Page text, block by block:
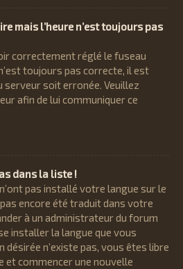
mais l’heure n’est toujours pas
correctement réglé le fuseau
toujours pas correcte, il est
serveur soit erronée. Veuillez
afin de lui communiquer ce
dans la liste !
pas installé votre langue sur le
encore été traduit dans votre
à un administrateur du forum
installer la langue que vous
désirée n’existe pas, vous êtes libre
commencer une nouvelle